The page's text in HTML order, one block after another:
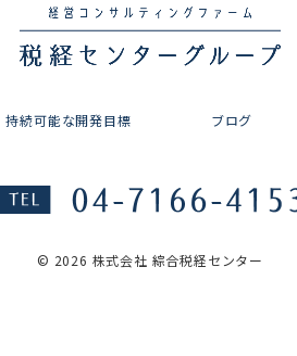
持続可能な開発目標 ブログ
© 2026 株式会社 綜合税経センター